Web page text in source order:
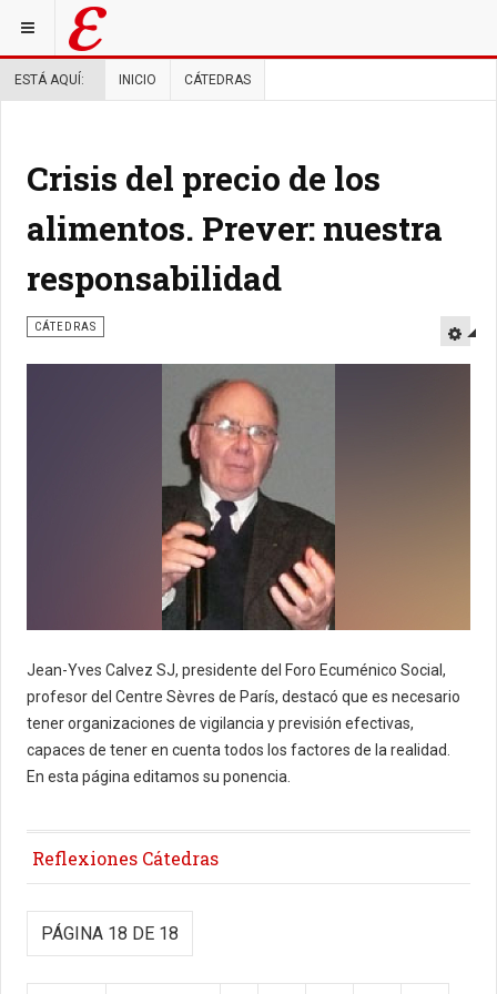
ESTÁ AQUÍ: INICIO CÁTEDRAS
Crisis del precio de los
alimentos. Prever: nuestra
responsabilidad
CÁTEDRAS
Jean-Yves Calvez SJ, presidente del Foro Ecuménico Social,
profesor del Centre Sèvres de París, destacó que es necesario
tener organizaciones de vigilancia y previsión efectivas,
capaces de tener en cuenta todos los factores de la realidad.
En esta página editamos su ponencia.
Reflexiones Cátedras
PÁGINA 18 DE 18